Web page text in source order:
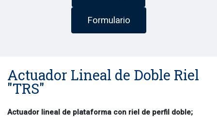
Formulario
Actuador Lineal de Doble Riel
"TRS"
Actuador lineal de plataforma con riel de perfil doble;